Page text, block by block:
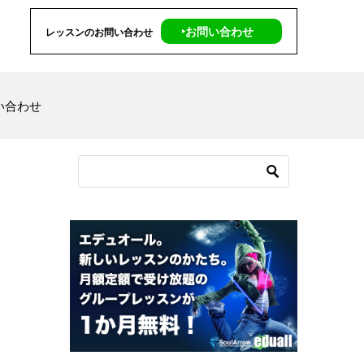
レッスンのお問い合わせ ‣お問い合わせ
合わせ